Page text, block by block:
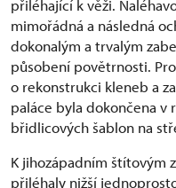
přiléhající k věži.
mimořádná a následná
dokonalým a trvalým
působení povětrnosti.
o rekonstrukci kleneb a
paláce byla dokončena v
břidlicových šablon na
K jihozápadním štítovým
přiléhaly nižší